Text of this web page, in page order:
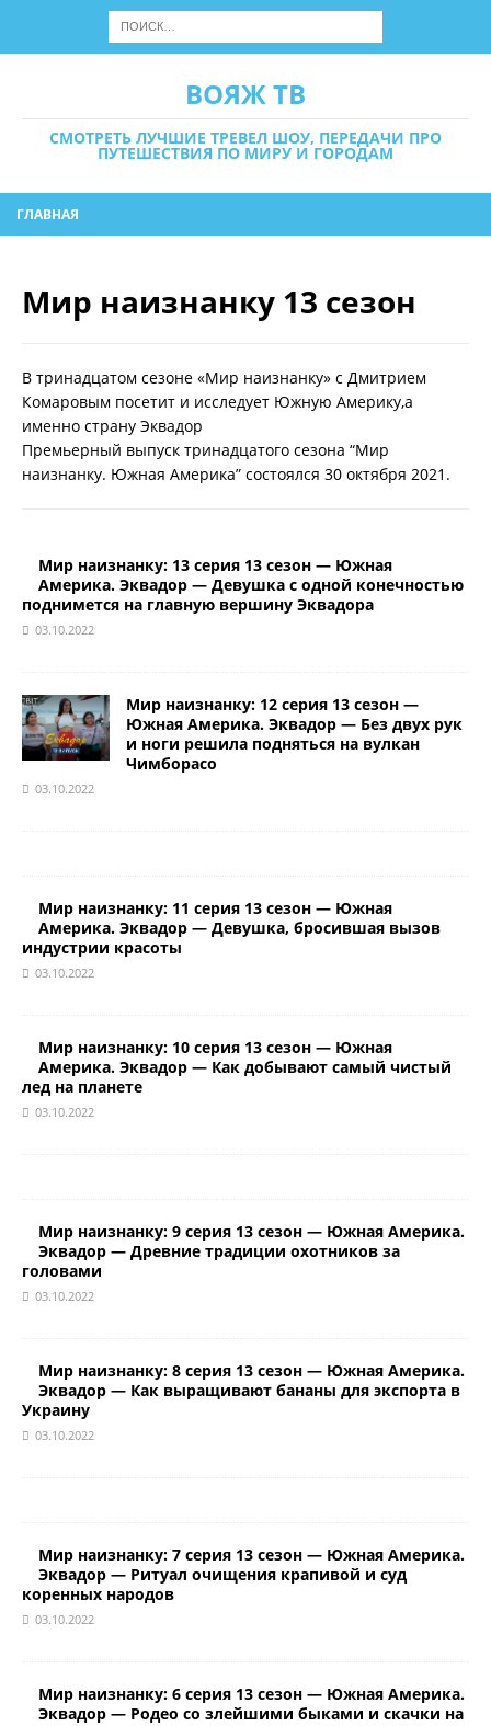
ВОЯЖ ТВ
СМОТРЕТЬ ЛУЧШИЕ ТРЕВЕЛ ШОУ, ПЕРЕДАЧИ ПРО
ПУТЕШЕСТВИЯ ПО МИРУ И ГОРОДАМ
ГЛАВНАЯ
Мир наизнанку 13 сезон
В тринадцатом сезоне «Мир наизнанку» с Дмитрием
Комаровым посетит и исследует Южную Америку,а
именно страну Эквадор
Премьерный выпуск тринадцатого сезона “Мир
наизнанку. Южная Америка” состоялся 30 октября 2021.
Мир наизнанку: 13 серия 13 сезон — Южная
Америка. Эквадор — Девушка с одной конечностью
поднимется на главную вершину Эквадора
03.10.2022
Мир наизнанку: 12 серия 13 сезон —
Южная Америка. Эквадор — Без двух рук
и ноги решила подняться на вулкан
Чимборасо
03.10.2022
Мир наизнанку: 11 серия 13 сезон — Южная
Америка. Эквадор — Девушка, бросившая вызов
индустрии красоты
03.10.2022
Мир наизнанку: 10 серия 13 сезон — Южная
Америка. Эквадор — Как добывают самый чистый
лед на планете
03.10.2022
Мир наизнанку: 9 серия 13 сезон — Южная Америка.
Эквадор — Древние традиции охотников за
головами
03.10.2022
Мир наизнанку: 8 серия 13 сезон — Южная Америка.
Эквадор — Как выращивают бананы для экспорта в
Украину
03.10.2022
Мир наизнанку: 7 серия 13 сезон — Южная Америка.
Эквадор — Ритуал очищения крапивой и суд
коренных народов
03.10.2022
Мир наизнанку: 6 серия 13 сезон — Южная Америка.
Эквадор — Родео со злейшими быками и скачки на